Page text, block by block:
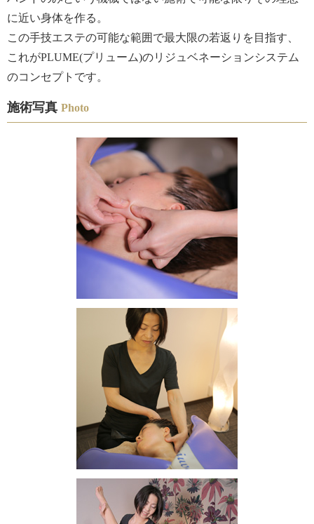
に近い身体を作る。
この手技エステの可能な範囲で最大限の若返りを目指す、
これがPLUME(プリューム)のリジュベネーションシステム
のコンセプトです。
施術写真 Photo